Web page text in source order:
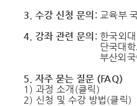
3. 수강 신청 문의: 교육부
4. 강좌 관련 문의: 한국외
단국대학교:
부산외국어대학
5. 자주 묻는 질문 (FAQ)
1) 과정 소개(클릭 )
2) 신청 및 수강 방법(클릭)